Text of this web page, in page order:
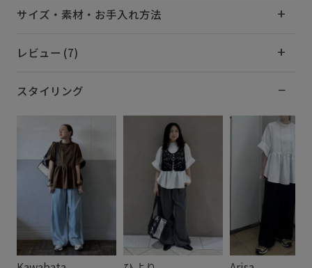
サイズ・素材・お手入れ方法
レビュー (7)
スタイリング